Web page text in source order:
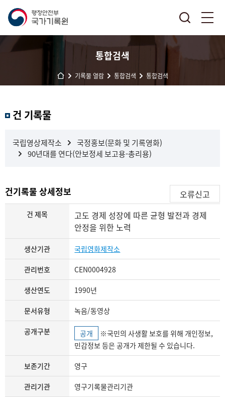
통합검색
기록물 열람 통합검색 통합검색
과 건 기록물
국립영상제작소
국정홍보(문화 및 기록영화)
90년대를 연다(안보정세 보고용-총리용)
건기록물 상세정보 오류신고
건 제목
고도 경제 성장에 따른 균형 발전과 경제
안정을 위한 노력
생산기관 국립영화제작소
관리번호 CEN0004928
생산연도 1990년
문서유형 녹음/동영상
공개구분 공개
민감정보 등은 공개가 제한될 수 있습니다.
보존기간 영구
관리기관 영구기록물관리기관